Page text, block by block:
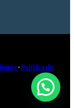
· Política de